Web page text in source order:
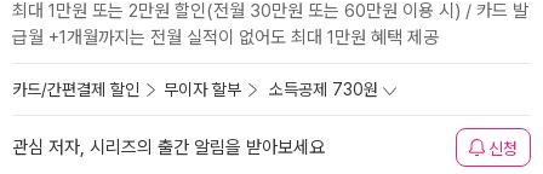
최대 1만원 또는 2만원 할인(전월 30만원 또는 60만원 이용 시) / 카드 발
급월 +1개월까지는 전월 실적이 없어도 최대 1만원 혜택 제공
카드/간편결제 할인 무이자 할부 소득공제 730원
관심 저자, 시리즈의 출간 알림을 받아보세요 신청